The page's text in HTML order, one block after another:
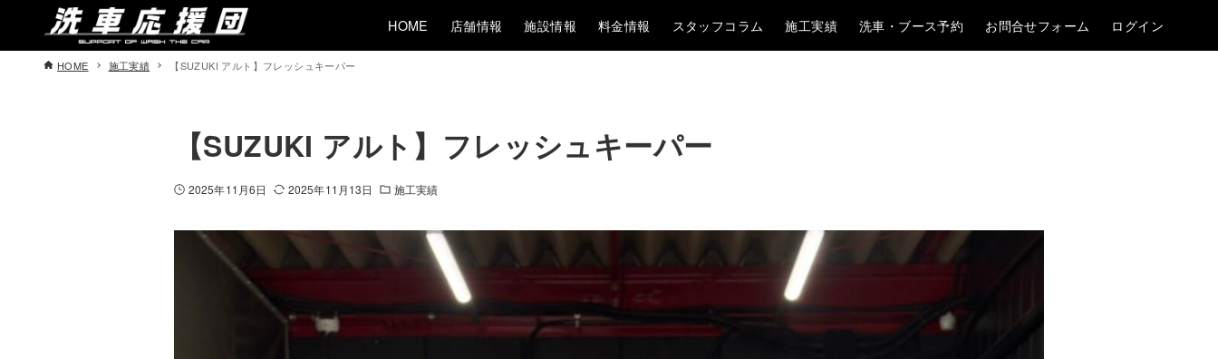
HOME 店舗情報 施設情報 料金情報 スタッフコラム 施工実績 洗車・ブース予約 お問合せフォーム ログイン
HOME 施工実績 【SUZUKI アルト】フレッシュキーパー
【SUZUKI アルト】フレッシュキーパー
2025年11月6日 2025年11月13日 施工実績